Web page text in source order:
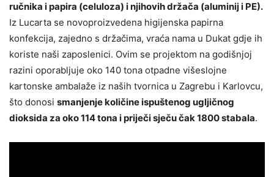
ručnika i papira (celuloza) i njihovih držača (aluminij i PE).
Iz Lucarta se novoproizvedena higijenska papirna
konfekcija, zajedno s držačima, vraća nama u Dukat gdje ih
koriste naši zaposlenici. Ovim se projektom na godišnjoj
razini oporabljuje oko 140 tona otpadne višeslojne
kartonske ambalaže iz naših tvornica u Zagrebu i Karlovcu,
što donosi smanjenje količine ispuštenog ugljičnog
dioksida za oko 114 tona i priječi sječu čak 1800 stabala.